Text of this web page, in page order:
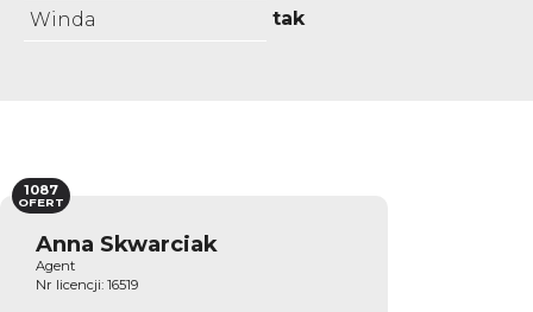
Winda tak
Anna Skwarciak
Agent
Nr licencji: 16519
1087
OFERT